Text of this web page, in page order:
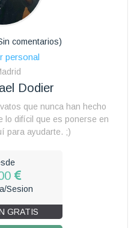
comentarios)
personal
Dodier
que nunca han hecho
lo difícil que es ponerse en
para ayudarte. ;)
Sesion
GRATIS